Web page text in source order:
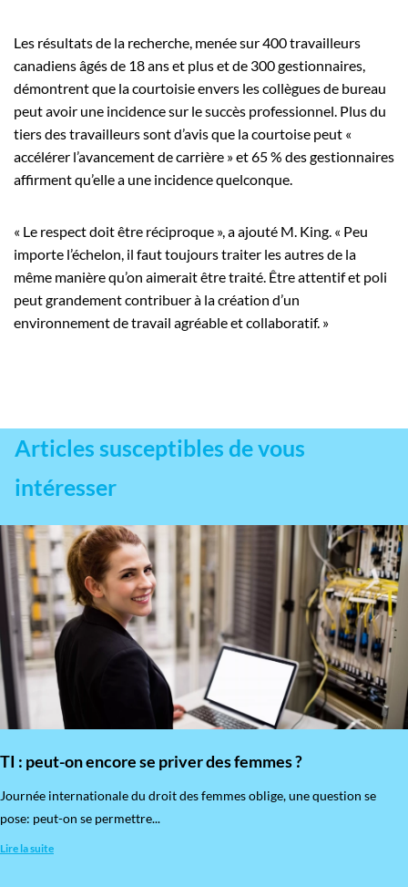
Les résultats de la recherche, menée sur 400 travailleurs
canadiens âgés de 18 ans et plus et de 300 gestionnaires,
démontrent que la courtoisie envers les collègues de bureau
peut avoir une incidence sur le succès professionnel. Plus du
tiers des travailleurs sont d’avis que la courtoise peut «
accélérer l’avancement de carrière » et 65 % des gestionnaires
affirment qu’elle a une incidence quelconque.
« Le respect doit être réciproque », a ajouté M. King. « Peu
importe l’échelon, il faut toujours traiter les autres de la
même manière qu’on aimerait être traité. Être attentif et poli
peut grandement contribuer à la création d’un
environnement de travail agréable et collaboratif. »
Articles susceptibles de vous
intéresser
TI : peut-on encore se priver des femmes ?
​Journée internationale du droit des femmes oblige, une question se
pose: peut-on se permettre...
Lire la suite